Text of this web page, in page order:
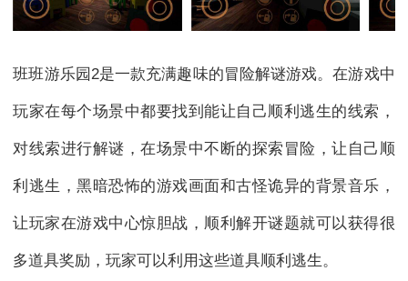
班班游乐园2是一款充满趣味的冒险解谜游戏。在游戏中
玩家在每个场景中都要找到能让自己顺利逃生的线索，
对线索进行解谜，在场景中不断的探索冒险，让自己顺
利逃生，黑暗恐怖的游戏画面和古怪诡异的背景音乐，
让玩家在游戏中心惊胆战，顺利解开谜题就可以获得很
多道具奖励，玩家可以利用这些道具顺利逃生。